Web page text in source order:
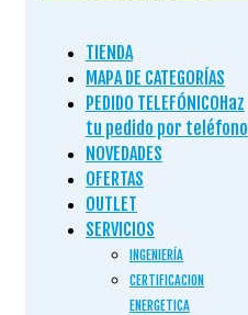
TIENDA
MAPA DE CATEGORÍAS
PEDIDO TELEFÓNICO Haz
tu pedido por teléfono
NOVEDADES
OFERTAS
OUTLET
SERVICIOS
INGENIERÍA
CERTIFICACION
ENERGETICA